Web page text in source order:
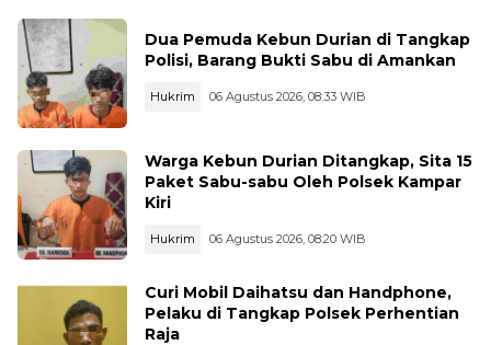
Dua Pemuda Kebun Durian di Tangkap
Polisi, Barang Bukti Sabu di Amankan
Hukrim 06 Agustus 2026, 08:33 WIB
Warga Kebun Durian Ditangkap, Sita 15
Paket Sabu-sabu Oleh Polsek Kampar
Kiri
Hukrim 06 Agustus 2026, 08:20 WIB
Curi Mobil Daihatsu dan Handphone,
Pelaku di Tangkap Polsek Perhentian
Raja